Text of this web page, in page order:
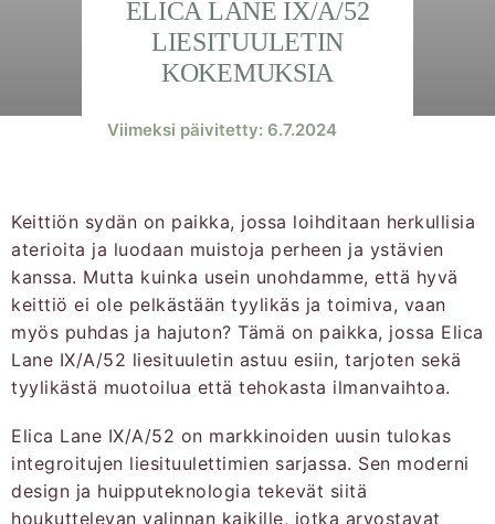
ELICA LANE IX/A/52
LIESITUULETIN
KOKEMUKSIA
Viimeksi päivitetty: 6.7.2024
Keittiön sydän on paikka, jossa loihditaan herkullisia
aterioita ja luodaan muistoja perheen ja ystävien
kanssa. Mutta kuinka usein unohdamme, että hyvä
keittiö ei ole pelkästään tyylikäs ja toimiva, vaan
myös puhdas ja hajuton? Tämä on paikka, jossa Elica
Lane IX/A/52 liesituuletin astuu esiin, tarjoten sekä
tyylikästä muotoilua että tehokasta ilmanvaihtoa.
Elica Lane IX/A/52 on markkinoiden uusin tulokas
integroitujen liesituulettimien sarjassa. Sen moderni
design ja huipputeknologia tekevät siitä
houkuttelevan valinnan kaikille, jotka arvostavat